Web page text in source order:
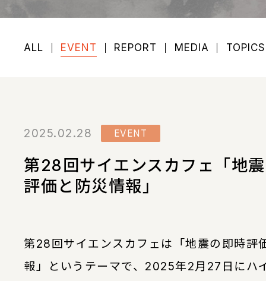
ALL EVENT REPORT MEDIA TOPICS
2025.02.28 EVENT
第28回サイエンスカフェ「地
評価と防災情報」
第28回サイエンスカフェは「地震の即時評
報」というテーマで、2025年2月27日にハ